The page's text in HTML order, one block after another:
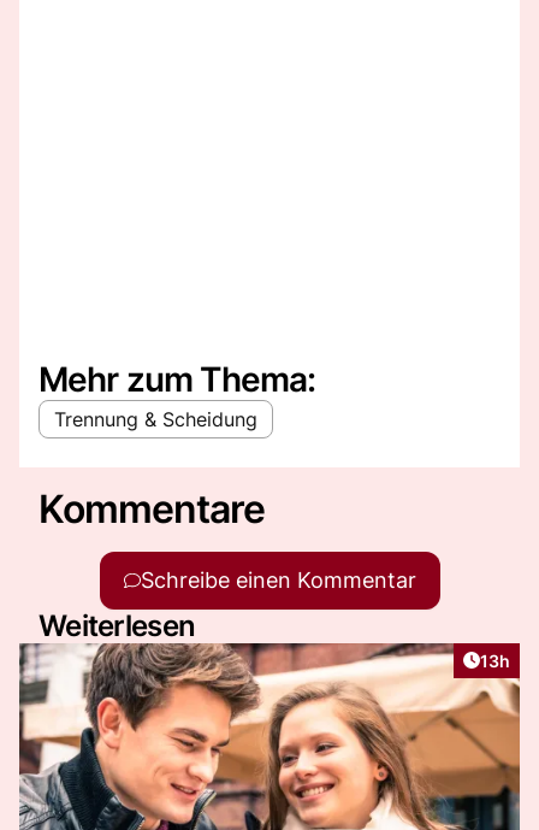
Mehr zum Thema:
Trennung & Scheidung
Kommentare
Schreibe einen Kommentar
Weiterlesen
Artikel
13h